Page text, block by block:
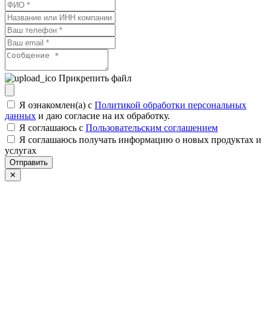
Прикрепить файл
Я ознакомлен(а) с Политикой обработки персональных
данных и даю согласие на их обработку.
Я соглашаюсь c Пользовательским соглашением
Я соглашаюсь получать информацию о новых продуктах и
услугах
Отправить
✕